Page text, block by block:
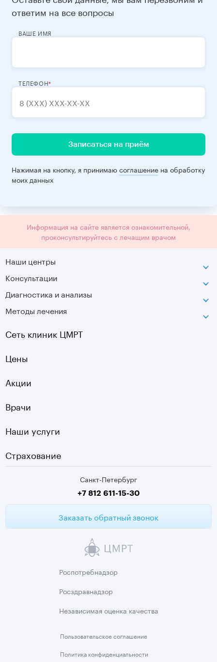
ответим на все вопросы
ВАШЕ ИМЯ
ТЕЛЕФОН
Записаться на приём
Нажимая на кнопку, я принимаюсоглашение на обработку
моих данных
Информация на сайте является ознакомительной,
проконсультируйтесь с лечащим врачом
Наши центры
Петроградская
Лаборатория движения
Московская
Озерки
Садовая
Старая Деревня
Девяткино
г. Колпино
Консультации
Диагностика и анализы
МРТ
Оптическая топография
УЗДГ
Чек-ап
ЭКГ
Медицинские анализы
Методы лечения
Санкт-Петербург
+7 812 611-15-30
Заказать обратный звонок
Сеть клиник ЦМРТ
Цены
Акции
Врачи
Наши услуги
Страхование
Пользовательскоесоглашение
Политика конфиденциальности
Роспотребнадзор
Росздравнадзор
Независимая оценка качества